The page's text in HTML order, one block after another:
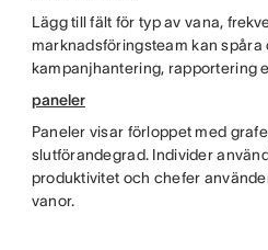
Lägg till fält för typ av vana,
marknadsföringsteam kan
kampanjhantering, rapportering
paneler
Paneler visar förloppet med
slutförandegrad. Individer
produktivitet och chefer
vanor.